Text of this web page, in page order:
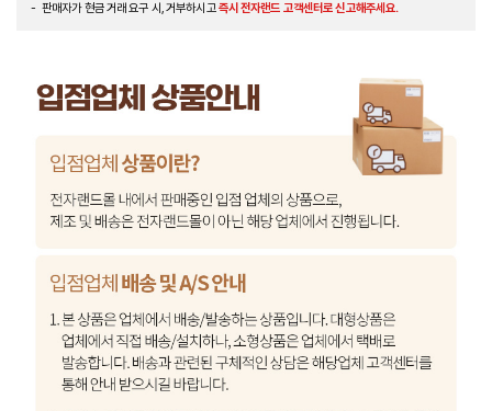
판매자가 현금 거래 요구 시, 거부하시고즉시 전자랜드 고객센터로 신고해주세요.